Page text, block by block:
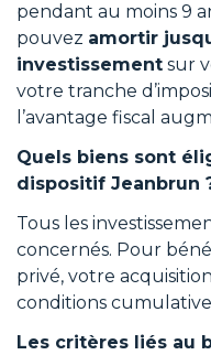
pendant au moins 9
pouvez amortir
investissement sur
votre tranche
l’avantage fiscal
Quels biens sont
dispositif Jeanbrun
Tous les
concernés. Pour
privé, votre
conditions
Les critères liés au